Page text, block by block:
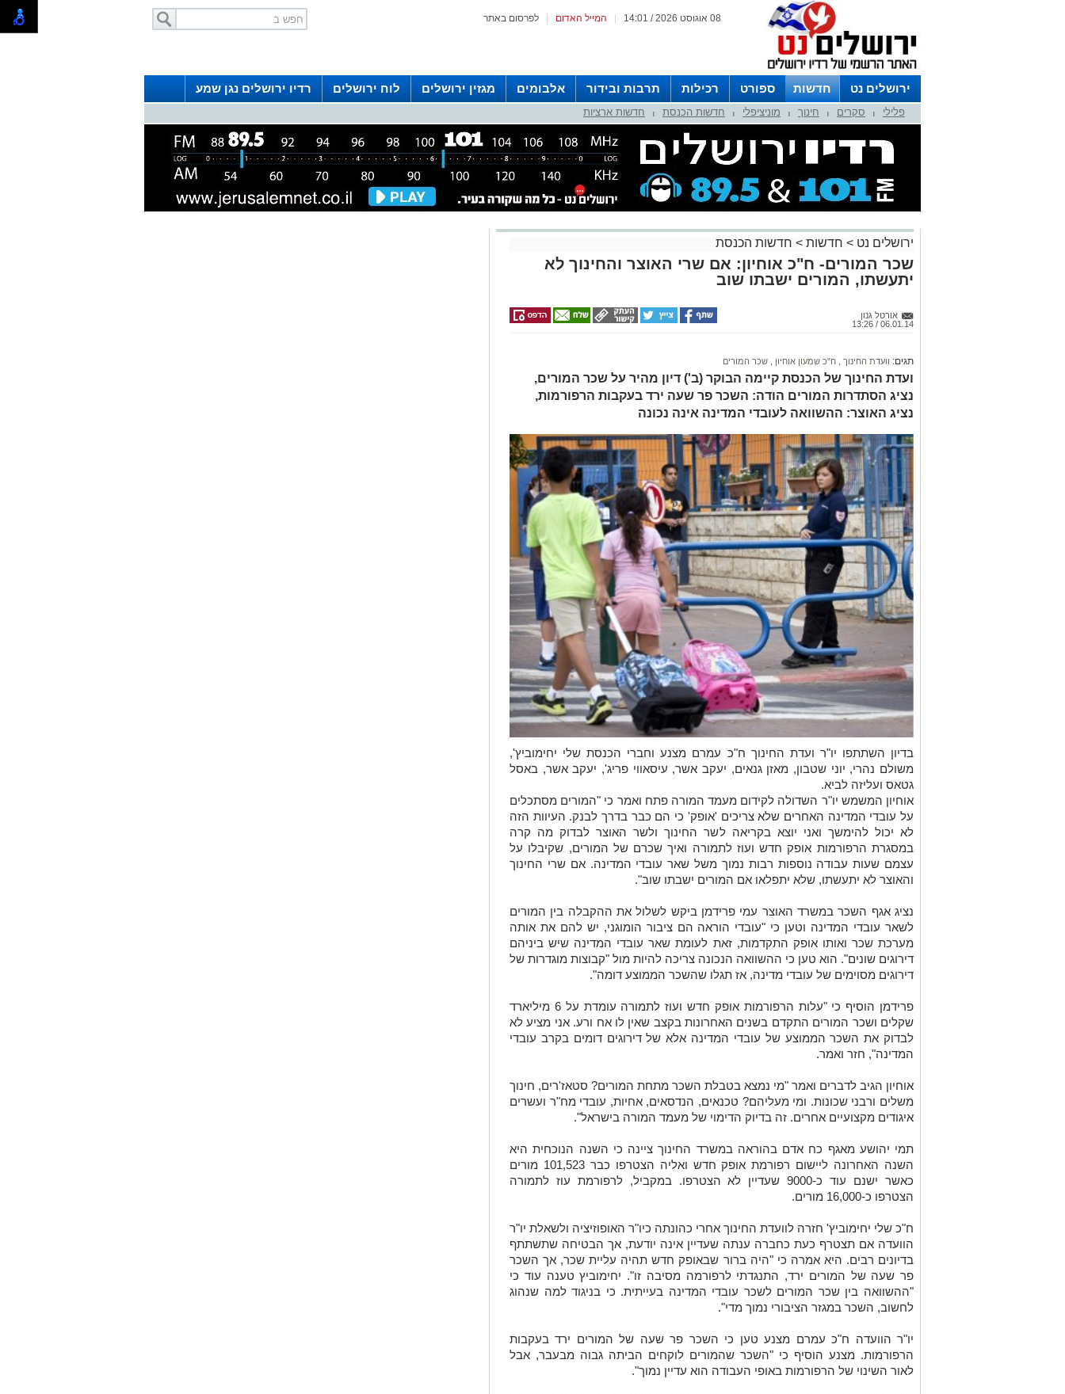
לפרסום באתר המייל האדום 08 אוגוסט 2026 / 14:01
ירושלים נט חדשות ספורט רכילות תרבות ובידור אלבומים מגזין ירושלים לוח ירושלים
רדיו ירושלים נגן שמע
לפרסום ברדיו צרו קשר
לוח שדורים רדיו ירושלים פלילי סקרים חינוך מוניציפלי חדשות הכנסת חדשות ארציות
ירושלים נט > חדשות > חדשות הכנסת
שכר המורים- ח"כ אוחיון: אם שרי האוצר והחינוך לא
יתעשתו, המורים ישבתו שוב
אורטל גנון
06.01.14 / 13:26
תגים: וועדת החינוך ח"כ שמעון אוחיון שכר המורים
ועדת החינוך של הכנסת קיימה הבוקר (ב') דיון מהיר על שכר המורים,
נציג הסתדרות המורים הודה: השכר פר שעה ירד בעקבות הרפורמות,
נציג האוצר: ההשוואה לעובדי המדינה אינה נכונה
בדיון השתתפו יו"ר ועדת החינוך ח"כ עמרם מצנע וחברי הכנסת שלי יחימוביץ',
משולם נהרי, יוני שטבון, מאזן גנאים, יעקב אשר, עיסאווי פריג', יעקב אשר, באסל
גטאס ועליזה לביא.
אוחיון המשמש יו"ר השדולה לקידום מעמד המורה פתח ואמר כי "המורים מסתכלים
על עובדי המדינה האחרים שלא צריכים 'אופק' כי הם כבר בדרך לבנק. העיוות הזה
לא יכול להימשך ואני יוצא בקריאה לשר החינוך ולשר האוצר לבדוק מה קרה
במסגרת הרפורמות אופק חדש ועוז לתמורה ואיך שכרם של המורים, שקיבלו על
עצמם שעות עבודה נוספות רבות נמוך משל שאר עובדי המדינה. אם שרי החינוך
והאוצר לא יתעשתו, שלא יתפלאו אם המורים ישבתו שוב".
נציג אגף השכר במשרד האוצר עמי פרידמן ביקש לשלול את ההקבלה בין המורים
לשאר עובדי המדינה וטען כי "עובדי הוראה הם ציבור הומוגני, יש להם את אותה
מערכת שכר ואותו אופק התקדמות, זאת לעומת שאר עובדי המדינה שיש ביניהם
דירוגים שונים". הוא טען כי ההשוואה הנכונה צריכה להיות מול "קבוצות מוגדרות של
דירוגים מסוימים של עובדי מדינה, אז תגלו שהשכר הממוצע דומה".
פרידמן הוסיף כי "עלות הרפורמות אופק חדש ועוז לתמורה עומדת על 6 מיליארד
שקלים ושכר המורים התקדם בשנים האחרונות בקצב שאין לו אח ורע. אני מציע לא
לבדוק את השכר הממוצע של עובדי המדינה אלא של דירוגים דומים בקרב עובדי
המדינה", חזר ואמר.
אוחיון הגיב לדברים ואמר "מי נמצא בטבלת השכר מתחת המורים? סטאז'רים, חינוך
משלים ורבני שכונות. ומי מעליהם? טכנאים, הנדסאים, אחיות, עובדי מח"ר ועשרים
איגודים מקצועיים אחרים. זה בדיוק הדימוי של מעמד המורה בישראל".
תמי יהושע מאגף כח אדם בהוראה במשרד החינוך ציינה כי השנה הנוכחית היא
השנה האחרונה ליישום רפורמת אופק חדש ואליה הצטרפו כבר 101,523 מורים
כאשר ישנם עוד כ-9000 שעדיין לא הצטרפו. במקביל, לרפורמת עוז לתמורה
הצטרפו כ-16,000 מורים.
ח"כ שלי יחימוביץ' חזרה לוועדת החינוך אחרי כהונתה כיו"ר האופוזיציה ולשאלת יו"ר
הוועדה אם תצטרף כעת כחברה ענתה שעדיין אינה יודעת, אך הבטיחה שתשתתף
בדיונים רבים. היא אמרה כי "היה ברור שבאופק חדש תהיה עליית שכר, אך השכר
פר שעה של המורים ירד, התנגדתי לרפורמה מסיבה זו". יחימוביץ טענה עוד כי
"ההשוואה בין שכר המורים לשכר עובדי המדינה בעייתית. כי בניגוד למה שנהוג
לחשוב, השכר במגזר הציבורי נמוך מדי".
יו"ר הוועדה ח"כ עמרם מצנע טען כי השכר פר שעה של המורים ירד בעקבות
הרפורמות. מצנע הוסיף כי "השכר שהמורים לוקחים הביתה גבוה מבעבר, אבל
לאור השינוי של הרפורמות באופי העבודה הוא עדיין נמוך".